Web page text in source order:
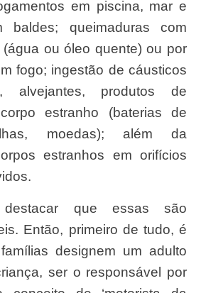
em piscina, mar e
baldes; queimaduras com
(água ou óleo quente) ou por
fogo; ingestão de cáusticos
alvejantes, produtos de
estranho (baterias de
moedas); além da
estranhos em orifícios
Então, primeiro de tudo, é
designem um adulto
ser o responsável por